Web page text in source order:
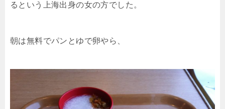
るという上海出身の女の方でした。
朝は無料でパンとゆで卵やら、